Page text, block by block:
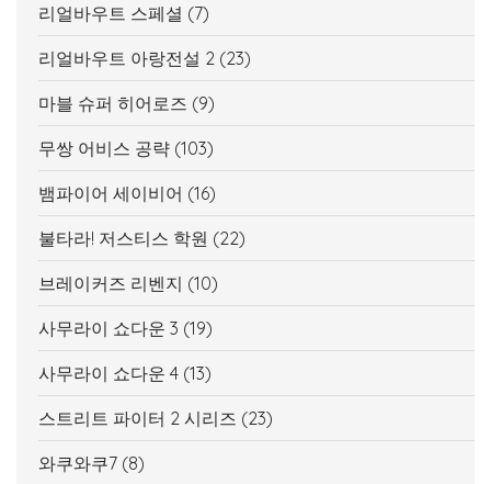
리얼바우트 스페셜 (7)
리얼바우트 아랑전설 2 (23)
마블 슈퍼 히어로즈 (9)
무쌍 어비스 공략 (103)
뱀파이어 세이비어 (16)
불타라! 저스티스 학원 (22)
브레이커즈 리벤지 (10)
사무라이 쇼다운 3 (19)
사무라이 쇼다운 4 (13)
스트리트 파이터 2 시리즈 (23)
와쿠와쿠7 (8)